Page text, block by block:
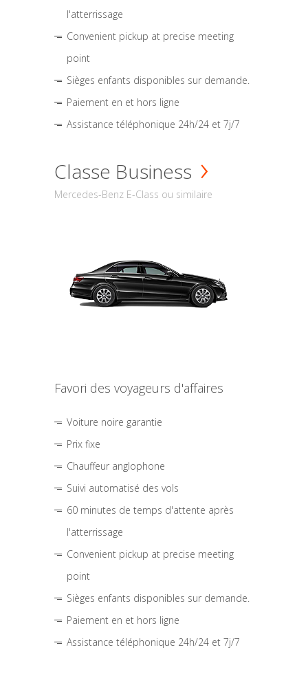
l'atterrissage
Convenient pickup at precise meeting
point
Sièges enfants disponibles sur demande.
Paiement en et hors ligne
Assistance téléphonique 24h/24 et 7j/7
Classe Business
Mercedes-Benz E-Class ou similaire
Favori des voyageurs d'affaires
Voiture noire garantie
Prix fixe
Chauffeur anglophone
Suivi automatisé des vols
60 minutes de temps d'attente après
l'atterrissage
Convenient pickup at precise meeting
point
Sièges enfants disponibles sur demande.
Paiement en et hors ligne
Assistance téléphonique 24h/24 et 7j/7